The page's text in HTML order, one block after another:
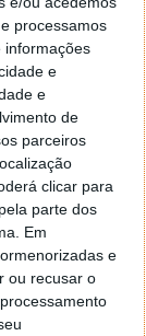
processamos
informações
e
e
de
parceiros
clicar para
parte dos
Em
e
ou recusar o
ano